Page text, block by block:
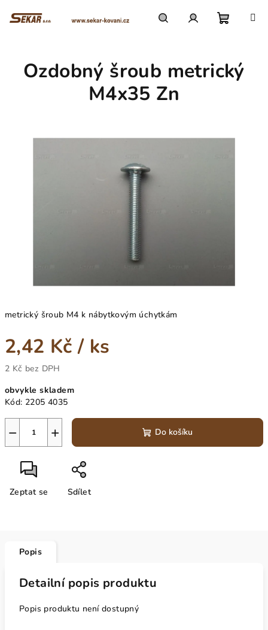
košík
metrický šroub M4 k nábytkovým úchytkám
2,42 Kč/ ks
2 Kč bez DPH
cena:
obvykle skladem
Kód: 2205 4035
+
− Do košíku
Zeptat se Sdílet
Ozdobný šroub metrický
M4x35 Zn
Popis
Detailní popis produktu
Popis produktu není dostupný